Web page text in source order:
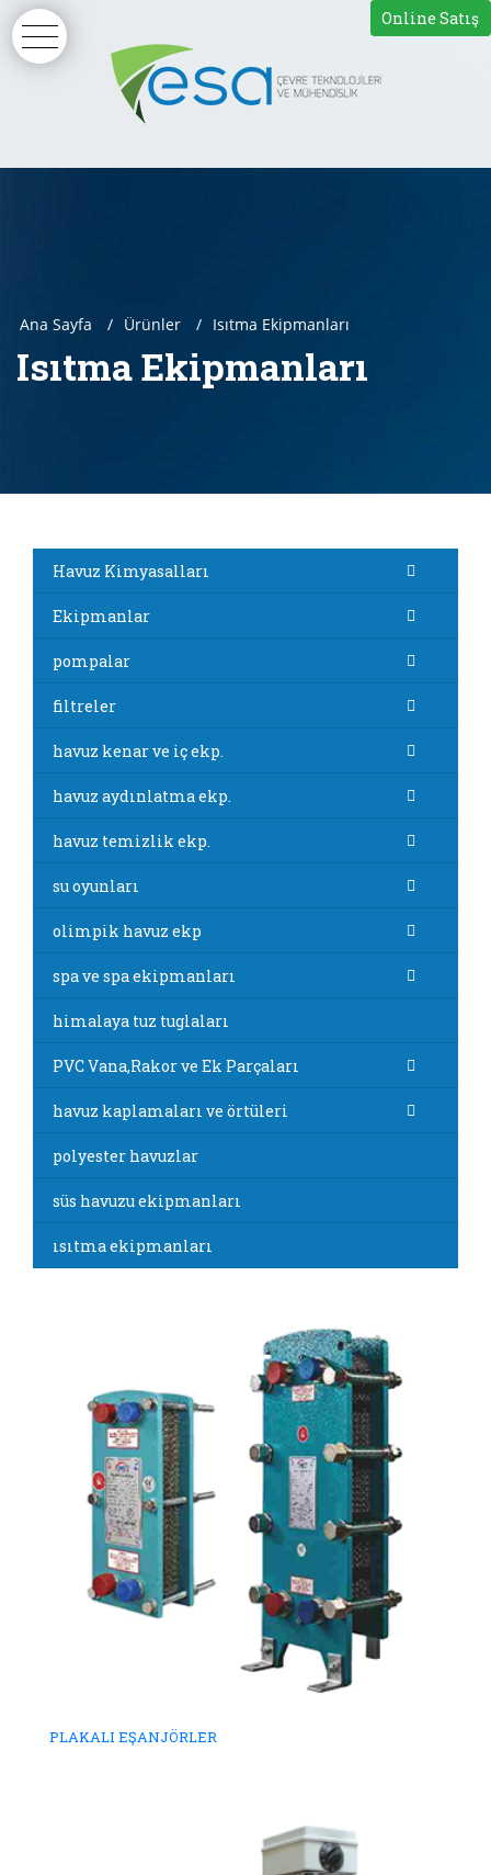
Online Satış
Ana Sayfa Ürünler Isıtma Ekipmanları
Isıtma Ekipmanları
Havuz Kimyasalları
Ekipmanlar
pompalar
filtreler
havuz kenar ve iç ekp.
havuz aydınlatma ekp.
havuz temizlik ekp.
su oyunları
olimpik havuz ekp
spa ve spa ekipmanları
himalaya tuz tuglaları
PVC Vana,Rakor ve Ek Parçaları
havuz kaplamaları ve örtüleri
polyester havuzlar
süs havuzu ekipmanları
ısıtma ekipmanları
PLAKALI EŞANJÖRLER